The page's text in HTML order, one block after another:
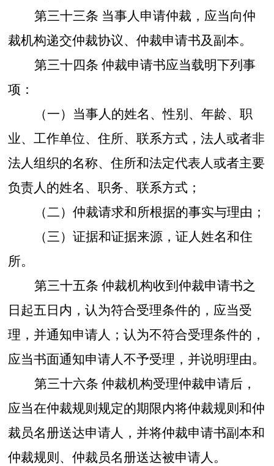
第三十三条 当事人申请仲裁，应当向仲
裁机构递交仲裁协议、仲裁申请书及副本。
第三十四条 仲裁申请书应当载明下列事
项：
（一）当事人的姓名、性别、年龄、职
业、工作单位、住所、联系方式，法人或者非
法人组织的名称、住所和法定代表人或者主要
负责人的姓名、职务、联系方式；
（二）仲裁请求和所根据的事实与理由；
（三）证据和证据来源，证人姓名和住
所。
第三十五条 仲裁机构收到仲裁申请书之
日起五日内，认为符合受理条件的，应当受
理，并通知申请人；认为不符合受理条件的，
应当书面通知申请人不予受理，并说明理由。
第三十六条 仲裁机构受理仲裁申请后，
应当在仲裁规则规定的期限内将仲裁规则和仲
裁员名册送达申请人，并将仲裁申请书副本和
仲裁规则、仲裁员名册送达被申请人。